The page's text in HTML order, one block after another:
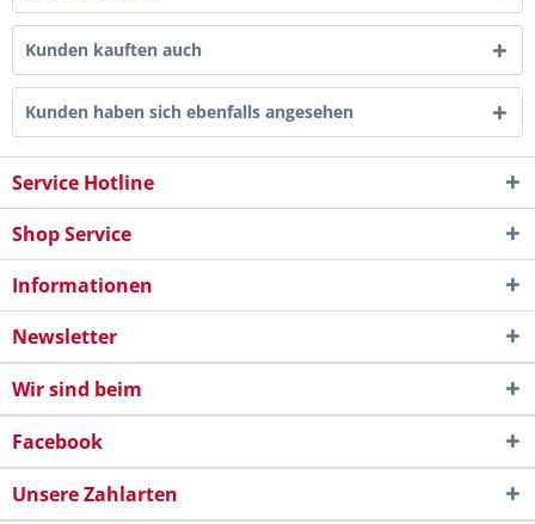
Kunden kauften auch
Kunden haben sich ebenfalls angesehen
Service Hotline
Shop Service
Informationen
Newsletter
Wir sind beim
Facebook
Unsere Zahlarten